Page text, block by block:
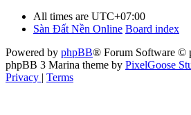
All times are UTC+07:00
Sàn Đất Nền Online Board index
Powered by phpBB® Forum Software ©
phpBB 3 Marina theme by PixelGoose
Privacy | Terms